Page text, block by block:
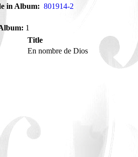
in Album: 801914-2
1
Title
En nombre de Dios